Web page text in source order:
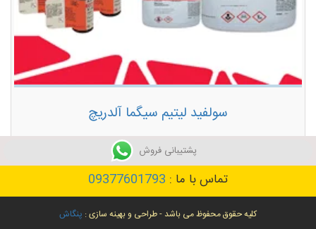
سولفید لیتیم سیگما آلدریچ
توضیحات بیشتر
تماس با ما : 09377601793
کلیه حقوق محفوظ می باشد - طراحی و بهینه سازی : پنگاش
پشتیبانی فروش